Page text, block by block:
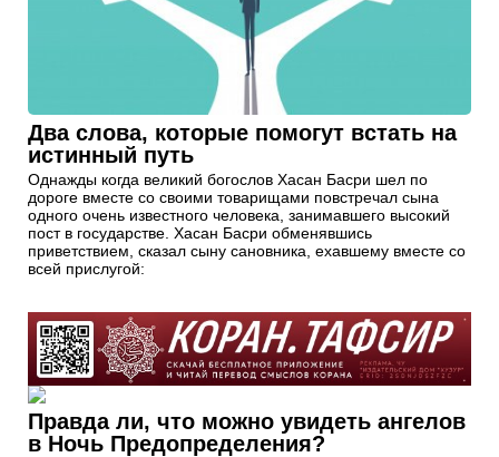
Два слова, которые помогут встать на
истинный путь
Однажды когда великий богослов Хасан Басри шел по
дороге вместе со своими товарищами повстречал сына
одного очень известного человека, занимавшего высокий
пост в государстве. Хасан Басри обменявшись
приветствием, сказал сыну сановника, ехавшему вместе со
всей прислугой:
Правда ли, что можно увидеть ангелов
в Ночь Предопределения?